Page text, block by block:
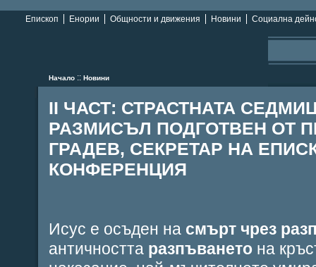
Епископ Енории Общности и движения Новини Социална
Начало :: Новини
II ЧАСТ: СТРАСТНАТА
РАЗМИСЪЛ ПОДГОТВЕН ОТ
ГРАДЕВ, СЕКРЕТАР НА
КОНФЕРЕНЦИЯ
Исус е осъден на смърт чрез
античността разпъването на